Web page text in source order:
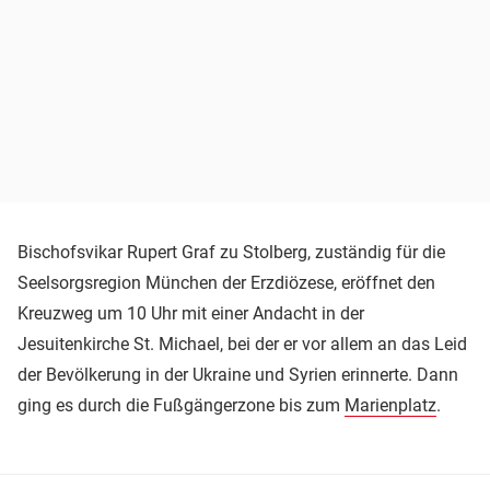
Bischofsvikar Rupert Graf zu Stolberg, zuständig für die
Seelsorgsregion München der Erzdiözese, eröffnet den
Kreuzweg um 10 Uhr mit einer Andacht in der
Jesuitenkirche St. Michael, bei der er vor allem an das Leid
der Bevölkerung in der Ukraine und Syrien erinnerte. Dann
ging es durch die Fußgängerzone bis zum Marienplatz.